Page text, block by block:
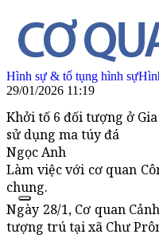
Hình sự & tố tụng hình sự
29/01/2026 11:19
Khởi tố 6 đối tượng ở
sử dụng ma túy đá
Ngọc Anh
Làm việc với cơ quan
chung.
Ngày 28/1, Cơ quan
tượng trú tại xã Chư